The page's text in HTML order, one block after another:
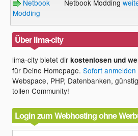
Netbook
Modding
Netbook Modding
Über lima-city
lima-city bietet dirkostenlosen und
für Deine Homepage.Sofort anmelden
Webspace, PHP, Datenbanken,
tollen Community!
Login zum Webhosting ohne